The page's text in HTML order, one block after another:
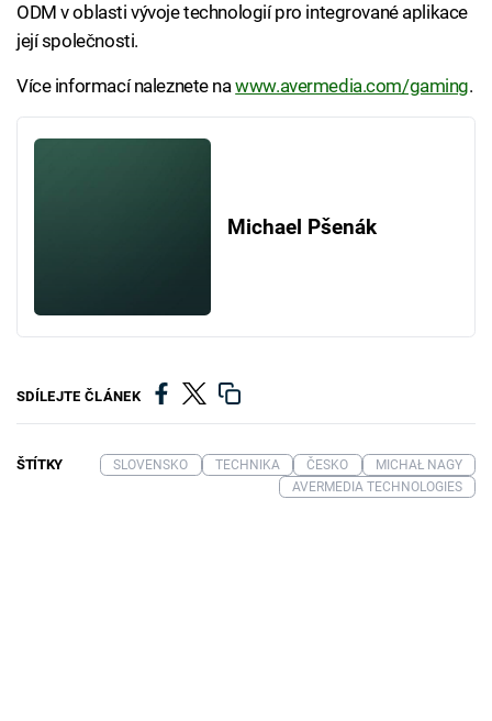
ODM v oblasti vývoje technologií pro integrované aplikace
její společnosti.
Více informací naleznete nawww.avermedia.com/gaming.
Michael Pšenák
SDÍLEJTE ČLÁNEK
ŠTÍTKY SLOVENSKO TECHNIKA ČESKO
MICHAŁ NAGY
AVERMEDIA TECHNOLOGIES